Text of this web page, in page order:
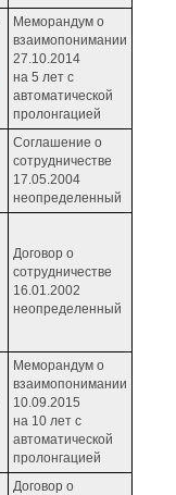
Меморандум о
взаимопонимании
27.10.2014
на 5 лет с
автоматической
пролонгацией
Соглашение о
сотрудничестве
17.05.2004
неопределенный
Договор о
сотрудничестве
16.01.2002
неопределенный
Меморандум о
взаимопонимании
10.09.2015
на 10 лет с
автоматической
пролонгацией
Договор о